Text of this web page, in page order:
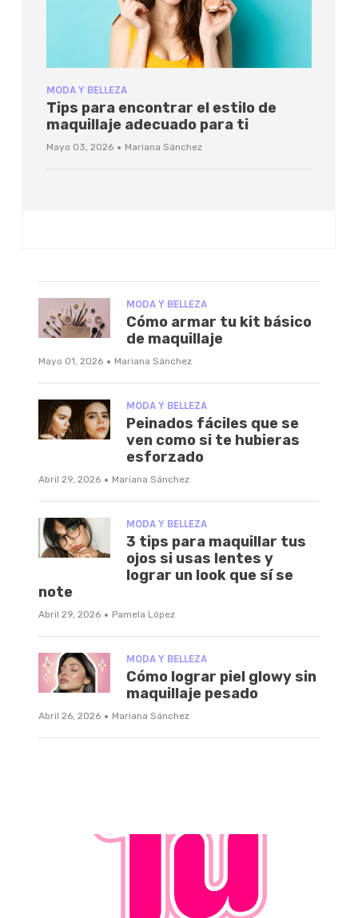
MODA Y BELLEZA
Tips para encontrar el estilo de
maquillaje adecuado para ti
Mayo 03, 2026 · Mariana Sánchez
MODA Y BELLEZA
Cómo armar tu kit básico
de maquillaje
Mayo 01, 2026 · Mariana Sánchez
MODA Y BELLEZA
Peinados fáciles que se
ven como si te hubieras
esforzado
Abril 29, 2026 · Mariana Sánchez
MODA Y BELLEZA
3 tips para maquillar tus
ojos si usas lentes y
lograr un look que sí se
note
Abril 29, 2026 · Pamela López
MODA Y BELLEZA
Cómo lograr piel glowy sin
maquillaje pesado
Abril 26, 2026 · Mariana Sánchez